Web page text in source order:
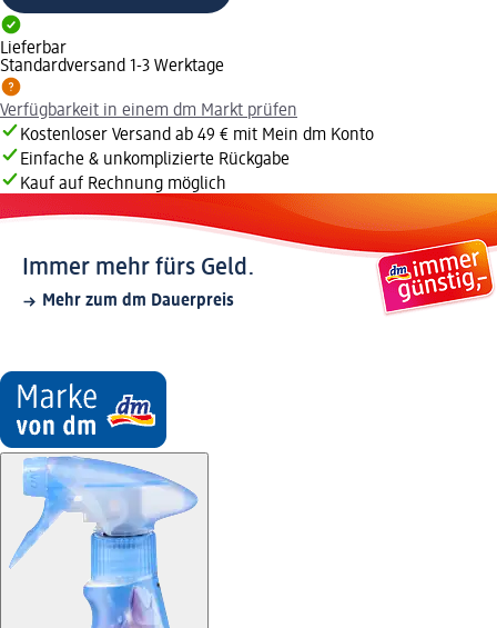
Lieferbar
Standardversand 1-3 Werktage
Verfügbarkeit in einem dm Markt prüfen
Kostenloser Versand ab 49 € mit Mein dm Konto
Einfache & unkomplizierte Rückgabe
Kauf auf Rechnung möglich
Immer mehr fürs Geld.
Mehr zum dm Dauerpreis